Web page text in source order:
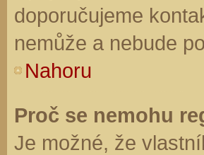
doporučujeme
nemůže a nebude
Nahoru
Proč se nemohu
Je možné, že